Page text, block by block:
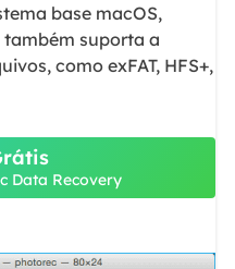
base macOS,
também suporta a
como exFAT, HFS+,
Data Recovery